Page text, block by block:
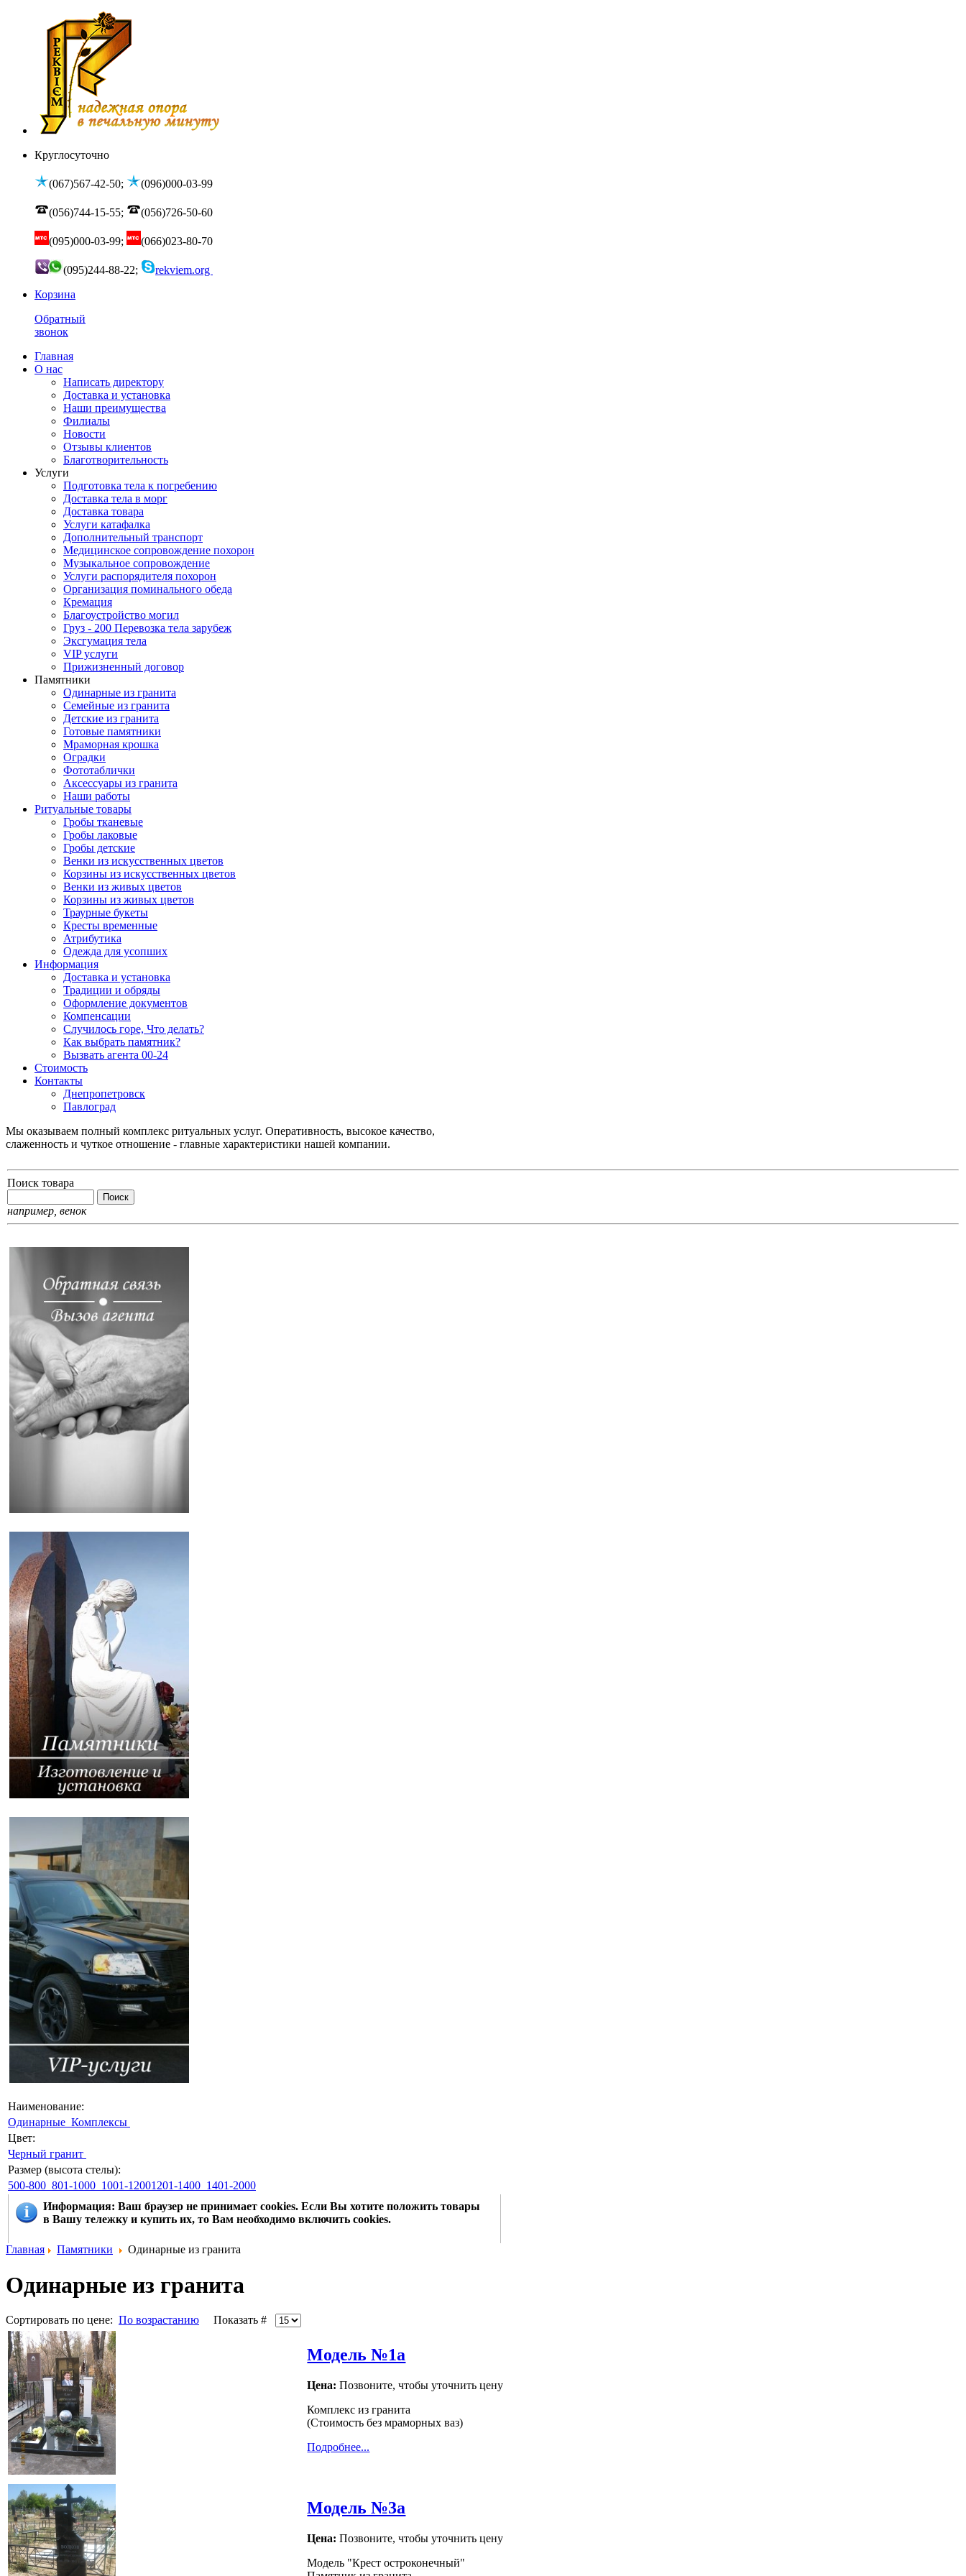
Круглосуточно
(067)567-42-50; (096)000-03-99
(056)744-15-55; (056)726-50-60
(095)000-03-99; (066)023-80-70
(095)244-88-22;
rekviem.org
Корзина
Обратный
звонок
Главная
О нас
Написать директору
Доставка и установка
Наши преимущества
Филиалы
Новости
Отзывы клиентов
Благотворительность
Услуги
Подготовка тела к погребению
Доставка тела в морг
Доставка товара
Услуги катафалка
Дополнительный транспорт
Медицинское сопровождение похорон
Музыкальное сопровождение
Услуги распорядителя похорон
Организация поминального обеда
Кремация
Благоустройство могил
Груз - 200 Перевозка тела зарубеж
Эксгумация тела
VIP услуги
Прижизненный договор
Памятники
Одинарные из гранита
Семейные из гранита
Детские из гранита
Готовые памятники
Мраморная крошка
Оградки
Фототаблички
Аксессуары из гранита
Наши работы
Ритуальные товары
Гробы тканевые
Гробы лаковые
Гробы детские
Венки из искусственных цветов
Корзины из искусственных цветов
Венки из живых цветов
Корзины из живых цветов
Траурные букеты
Кресты временные
Атрибутика
Одежда для усопших
Информация
Доставка и установка
Традиции и обряды
Оформление документов
Компенсации
Случилось горе, Что делать?
Как выбрать памятник?
Вызвать агента 00-24
Стоимость
Контакты
Днепропетровск
Павлоград
Мы оказываем полный комплекс ритуальных услуг. Оперативность, высокое качество,
слаженность и чуткое отношение - главные характеристики нашей компании.
Поиск товара
например, венок
Наименование:
Одинарные Комплексы
Цвет:
Черный гранит
Размер (высота стелы):
500-800 801-1000 1001-12001201-1400 1401-2000
Информация: Ваш браузер не принимает cookies. Если Вы хотите положить товары
в Вашу тележку и купить их, то Вам необходимо включить cookies.
Главная Памятники Одинарные из гранита
Одинарные из гранита
Сортировать по цене: По возрастанию Показать #
Модель №1а
Цена: Позвоните, чтобы уточнить цену
Комплекс из гранита
(Стоимость без мраморных ваз)
Подробнее...
Модель №3а
Цена: Позвоните, чтобы уточнить цену
Модель "Крест остроконечный"